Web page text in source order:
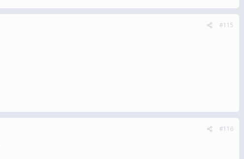
#115
#116